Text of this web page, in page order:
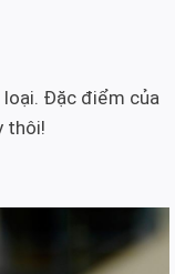
loại. Đặc điểm của
thôi!